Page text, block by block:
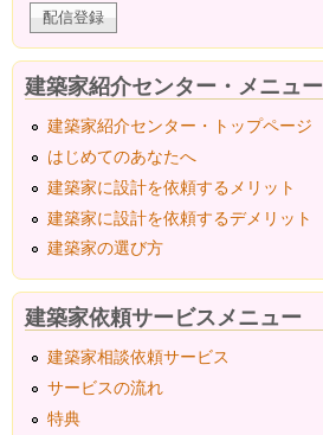
建築家紹介センター・メニュー
建築家紹介センター・トップページ
はじめてのあなたへ
建築家に設計を依頼するメリット
建築家に設計を依頼するデメリット
建築家の選び方
建築家依頼サービスメニュー
建築家相談依頼サービス
サービスの流れ
特典